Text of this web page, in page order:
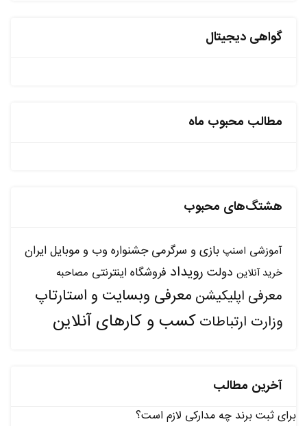
گواهی دیجیتال
مطالب محبوب ماه
هشتگ‌های محبوب
آموزشی اسنپ بازی و سرگرمی جشنواره وب و موبایل ایران
خرید آنلاین دولت رویداد فروشگاه اینترنتی مصاحبه
معرفی اپلیکیشن معرفی وبسایت و استارتاپ
وزارت ارتباطاتکسب و کارهای آنلاین
آخرین مطالب
برای ثبت برند چه مدارکی لازم است؟